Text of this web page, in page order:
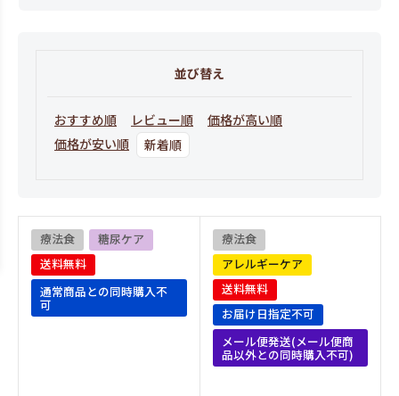
並び替え
おすすめ順 レビュー順
価格が高い順
価格が安い順
新着順
療法食
糖尿ケア
送料無料
通常商品との同時購入不
可
療法食
アレルギーケア
送料無料
お届け日指定不可
メール便発送(メール便商
品以外との同時購入不可)